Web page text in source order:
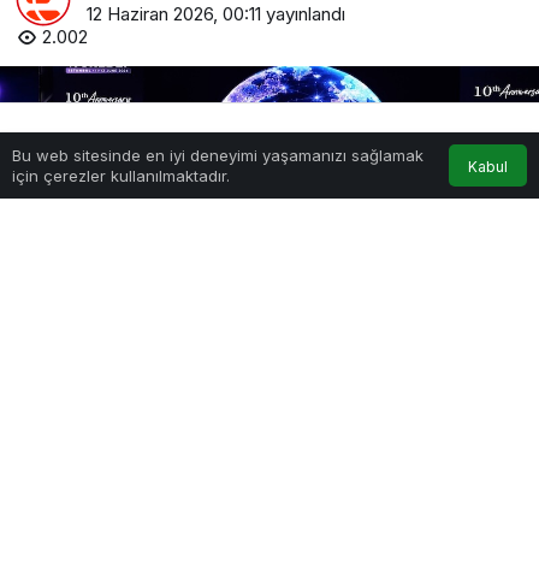
12 Haziran 2026, 00:11 yayınlandı
2.002
Bu web sitesinde en iyi deneyimi yaşamanızı sağlamak
için çerezler kullanılmaktadır.
Kabul
Anasayfa Akış Hesabım